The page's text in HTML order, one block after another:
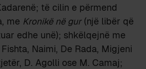
të cilin e përmend
me Kronikë në gur(një libër që
edhe unë); shkëlqejnë me
Naimi, De Rada, Migjeni
D. Agolli ose M. Camaj;